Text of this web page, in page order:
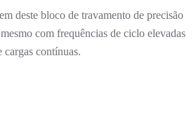
deste bloco de travamento de precisão
com frequências de ciclo elevadas
cargas contínuas.